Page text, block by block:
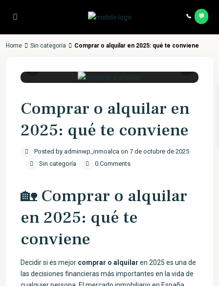
Home Sin categoría Comprar o alquilar en 2025: qué te conviene
Previous Next
Comprar o alquilar en
2025: qué te conviene
Posted by adminwp_inmoalca on 7 de octubre de 2025
Sin categoría
0 Comments
🏡 Comprar o alquilar
en 2025: qué te
conviene
Decidir si es mejor comprar o alquilar en 2025 es una de
las decisiones financieras más importantes en la vida de
📞 💬